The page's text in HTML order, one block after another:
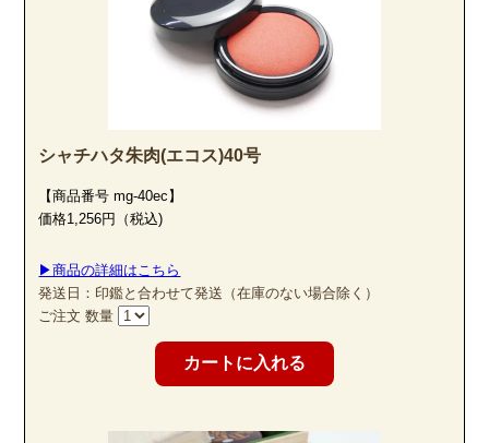
シャチハタ朱肉(エコス)40号
【商品番号 mg-40ec】
価格1,256円（税込)
▶商品の詳細はこちら
発送日：印鑑と合わせて発送（在庫のない場合除く）
ご注文 数量